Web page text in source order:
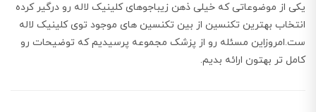
یکی از موضوعاتی که خیلی ذهن زیباجوهای کلینیک لاله رو درگیر کرده
انتخاب بهترین تکنسین از بین تکنسین های موجود توی کلینیک لاله
ست.امروزاین مسئله رو از پزشک مجموعه پرسیدیم که توضیحات رو
کامل تر بهتون ارائه بدیم.